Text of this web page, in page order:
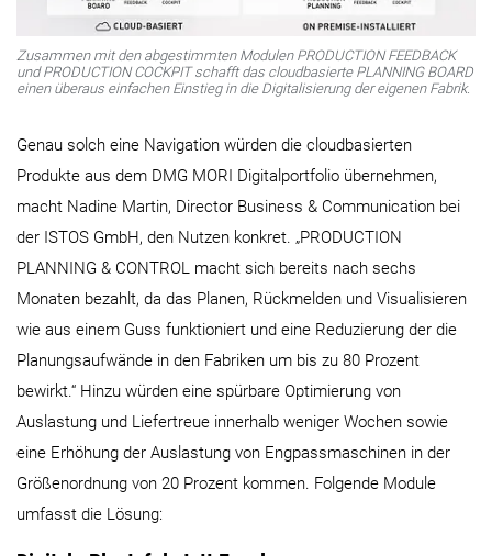
Zusammen mit den abgestimmten Modulen PRODUCTION FEEDBACK
und PRODUCTION COCKPIT schafft das cloudbasierte PLANNING BOARD
einen überaus einfachen Einstieg in die Digitalisierung der eigenen Fabrik.
Genau solch eine Navigation würden die cloudbasierten
Produkte aus dem DMG MORI Digitalportfolio übernehmen,
macht Nadine Martin, Director Business & Communication bei
der ISTOS GmbH, den Nutzen konkret. „PRODUCTION
PLANNING & CONTROL macht sich bereits nach sechs
Monaten bezahlt, da das Planen, Rückmelden und Visualisieren
wie aus einem Guss funktioniert und eine Reduzierung der die
Planungsaufwände in den Fabriken um bis zu 80 Prozent
bewirkt.“ Hinzu würden eine spürbare Optimierung von
Auslastung und Liefertreue innerhalb weniger Wochen sowie
eine Erhöhung der Auslastung von Engpassmaschinen in der
Größenordnung von 20 Prozent kommen. Folgende Module
umfasst die Lösung: